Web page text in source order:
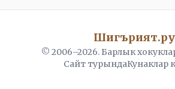
Шигърият.ру
© 2006–2026. Барлык
Сайт турындаКунаклар